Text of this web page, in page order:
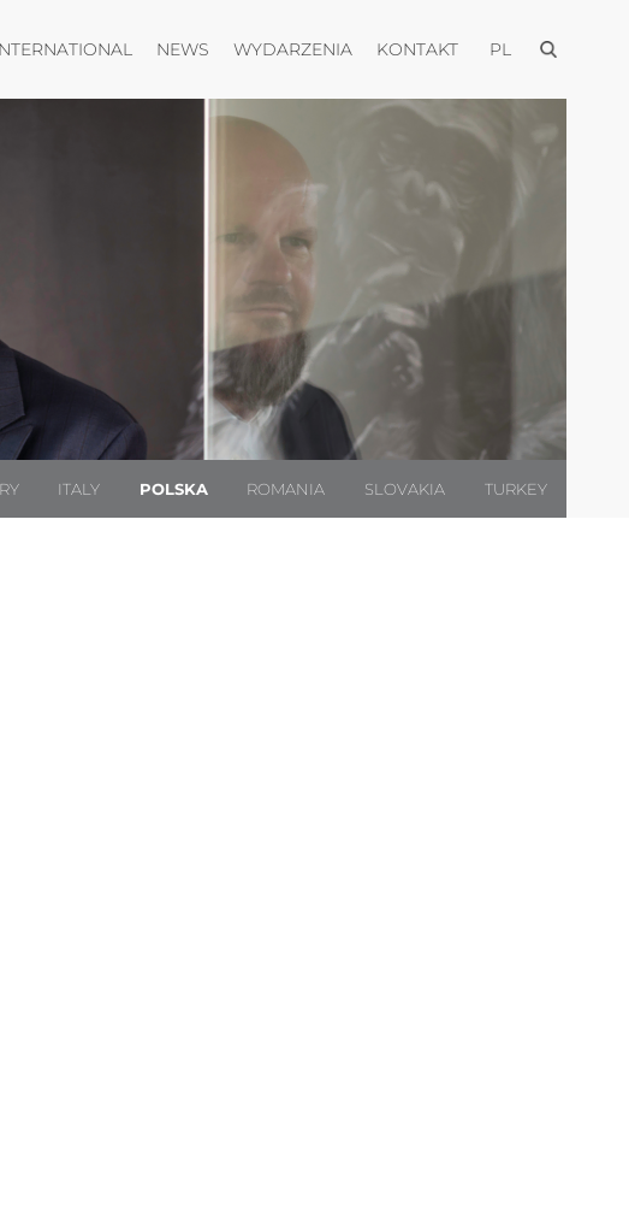
menu Otwórz menu
NEWS Otwórz menu
WYDARZENIAOtwórz menu
KONTAKTOtwórz menu
PL Otwórz
ITALY POLSKA ROMANIA SLOVAKIA TURKEY